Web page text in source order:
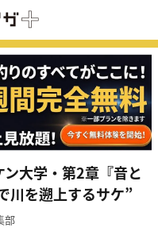
ン大学・第2章『音と
川を遡上するサケ”
部